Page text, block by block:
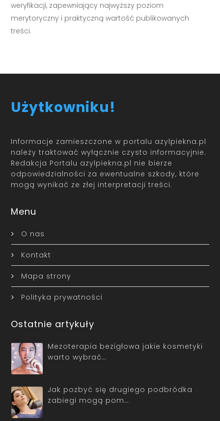
weryfikacji, zapewniający najwyższy poziom
merytoryczny i praktyczną wartość publikowanych
treści.
Użytkowniku!
Informacje zamieszczone w portalu azylpiekna.pl
należy traktować wyłącznie czysto informacyjnie.
Redakcja Portalu azylpiekna.pl nie bierze
odpowiedzialności za ewentualne szkody, które
mogą wynikać ze złej interpretacji treści.
Menu
O nas
Kontakt
Mapa strony
Polityka prywatności
Ostatnie artykuły
Mezoterapia bezigłowa jakie kosmetyki
warto wybrać…
Jak pozbyć się drugiego podbródka
zabiegi mogą pom…